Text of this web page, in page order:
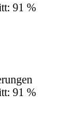
91 %
91 %